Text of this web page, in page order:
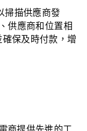
掃描供應商發
供應商和位置相
保及時付款，增